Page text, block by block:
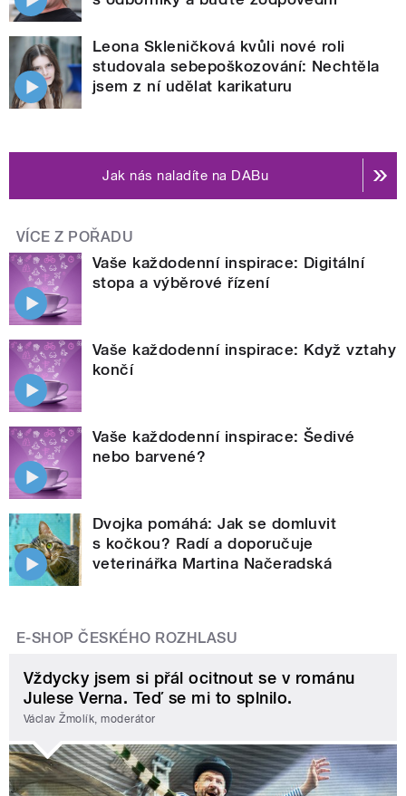
Leona Skleničková kvůli nové roli
studovala sebepoškozování: Nechtěla
jsem z ní udělat karikaturu
Jak nás naladíte na DABu
VÍCE Z POŘADU
Vaše každodenní inspirace: Digitální
stopa a výběrové řízení
Vaše každodenní inspirace: Když vztahy
končí
Vaše každodenní inspirace: Šedivé
nebo barvené?
Dvojka pomáhá: Jak se domluvit
s kočkou? Radí a doporučuje
veterinářka Martina Načeradská
E-SHOP ČESKÉHO ROZHLASU
Vždycky jsem si přál ocitnout se v románu
Julese Verna. Teď se mi to splnilo.
Václav Žmolík, moderátor